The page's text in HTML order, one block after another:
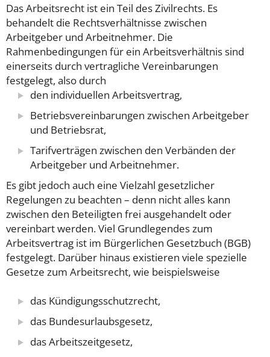
Das Arbeitsrecht ist ein Teil des Zivilrechts. Es
behandelt die Rechtsverhältnisse zwischen
Arbeitgeber und Arbeitnehmer. Die
Rahmenbedingungen für ein Arbeitsverhältnis sind
einerseits durch vertragliche Vereinbarungen
festgelegt, also durch
den individuellen Arbeitsvertrag,
Betriebsvereinbarungen zwischen Arbeitgeber
und Betriebsrat,
Tarifverträgen zwischen den Verbänden der
Arbeitgeber und Arbeitnehmer.
Es gibt jedoch auch eine Vielzahl gesetzlicher
Regelungen zu beachten – denn nicht alles kann
zwischen den Beteiligten frei ausgehandelt oder
vereinbart werden. Viel Grundlegendes zum
Arbeitsvertrag ist im Bürgerlichen Gesetzbuch (BGB)
festgelegt. Darüber hinaus existieren viele spezielle
Gesetze zum Arbeitsrecht, wie beispielsweise
das Kündigungsschutzrecht,
das Bundesurlaubsgesetz,
das Arbeitszeitgesetz,